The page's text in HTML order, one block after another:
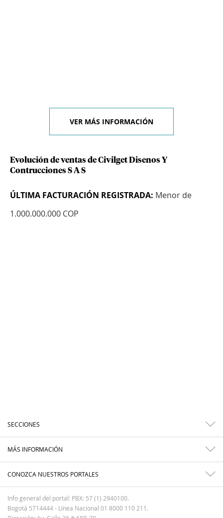
VER MÁS INFORMACIÓN
Evolución de ventas de Civilget Disenos Y
Contrucciones S A S
ÚLTIMA FACTURACIÓN REGISTRADA: Menor de
1.000.000.000 COP
SECCIONES
MÁS INFORMACIÓN
CONOZCA NUESTROS PORTALES
Info general del portal: PBX: 57 (1) 2940100.
Bogotá 5714444 - Línea Nacional 01 8000 110 211.